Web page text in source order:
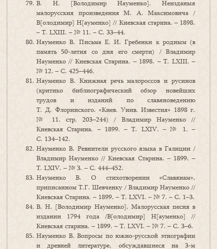
В. Н. [Володимир Науменко]. Неизданыя
малорусския произведения М. А. Максимовича /
В[олодимир] Н[ауменко] // Киевская старина. – 1898.
– Т. LXIII. – № 11. – С. 33–44.
Науменко В. Письма Е. И. Гребенки к родным (в
память 50-летия со дня его смерти) / Владимир
Науменко // Киевская Старина. – 1898. – Т. LXIII. –
№ 12. – С. 425–446.
Науменко В. Книжная речь малороссов и русинов
(критико библиографический обзор новейших
трудов и изданий по славяноведению
Т. Д. Флоринского. «Киев. Унив. Известия» 1898 г.
№ 11, стр. 203–244) / Владимир Науменко //
Киевская Старина. – 1899. – Т. LXIV. – № 1. –
С. 134–142.
Науменко В. Ревнители русского языка в Галиции /
Владимир Науменко // Киевская Старина. – 1899. –
Т. LXIV. – № 3. – С. 444–452.
Науменко В. О стихотворении «Славянам»,
приписанном Т.Г. Шевченку / Владимир Науменко //
Киевская Старина. – 1899. – Т. LXVI. – № 7. – С. 1–3.
В. Н. [Володимир Науменко]. Малорусская песня в
издании 1794 года /В[олодимир] Н[ауменко] //
Киевская старина. – 1899. – Т. LXVI. – № 7. – С. 3–6.
Науменко В. Вопросы по южно-русской этнографии
и древней литературе, обсуждавшиеся на 3-м